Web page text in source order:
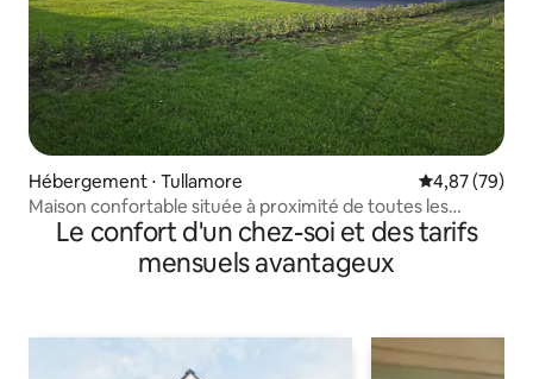
Hébergement ⋅ Tullamore Évaluation
4,87 (79)
Maison confortable située à proximité de toutes les
commodités.
Le confort d'un chez-soi et des tarifs
mensuels avantageux